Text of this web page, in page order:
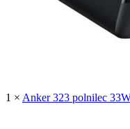
1 × Anker 323 polnilec